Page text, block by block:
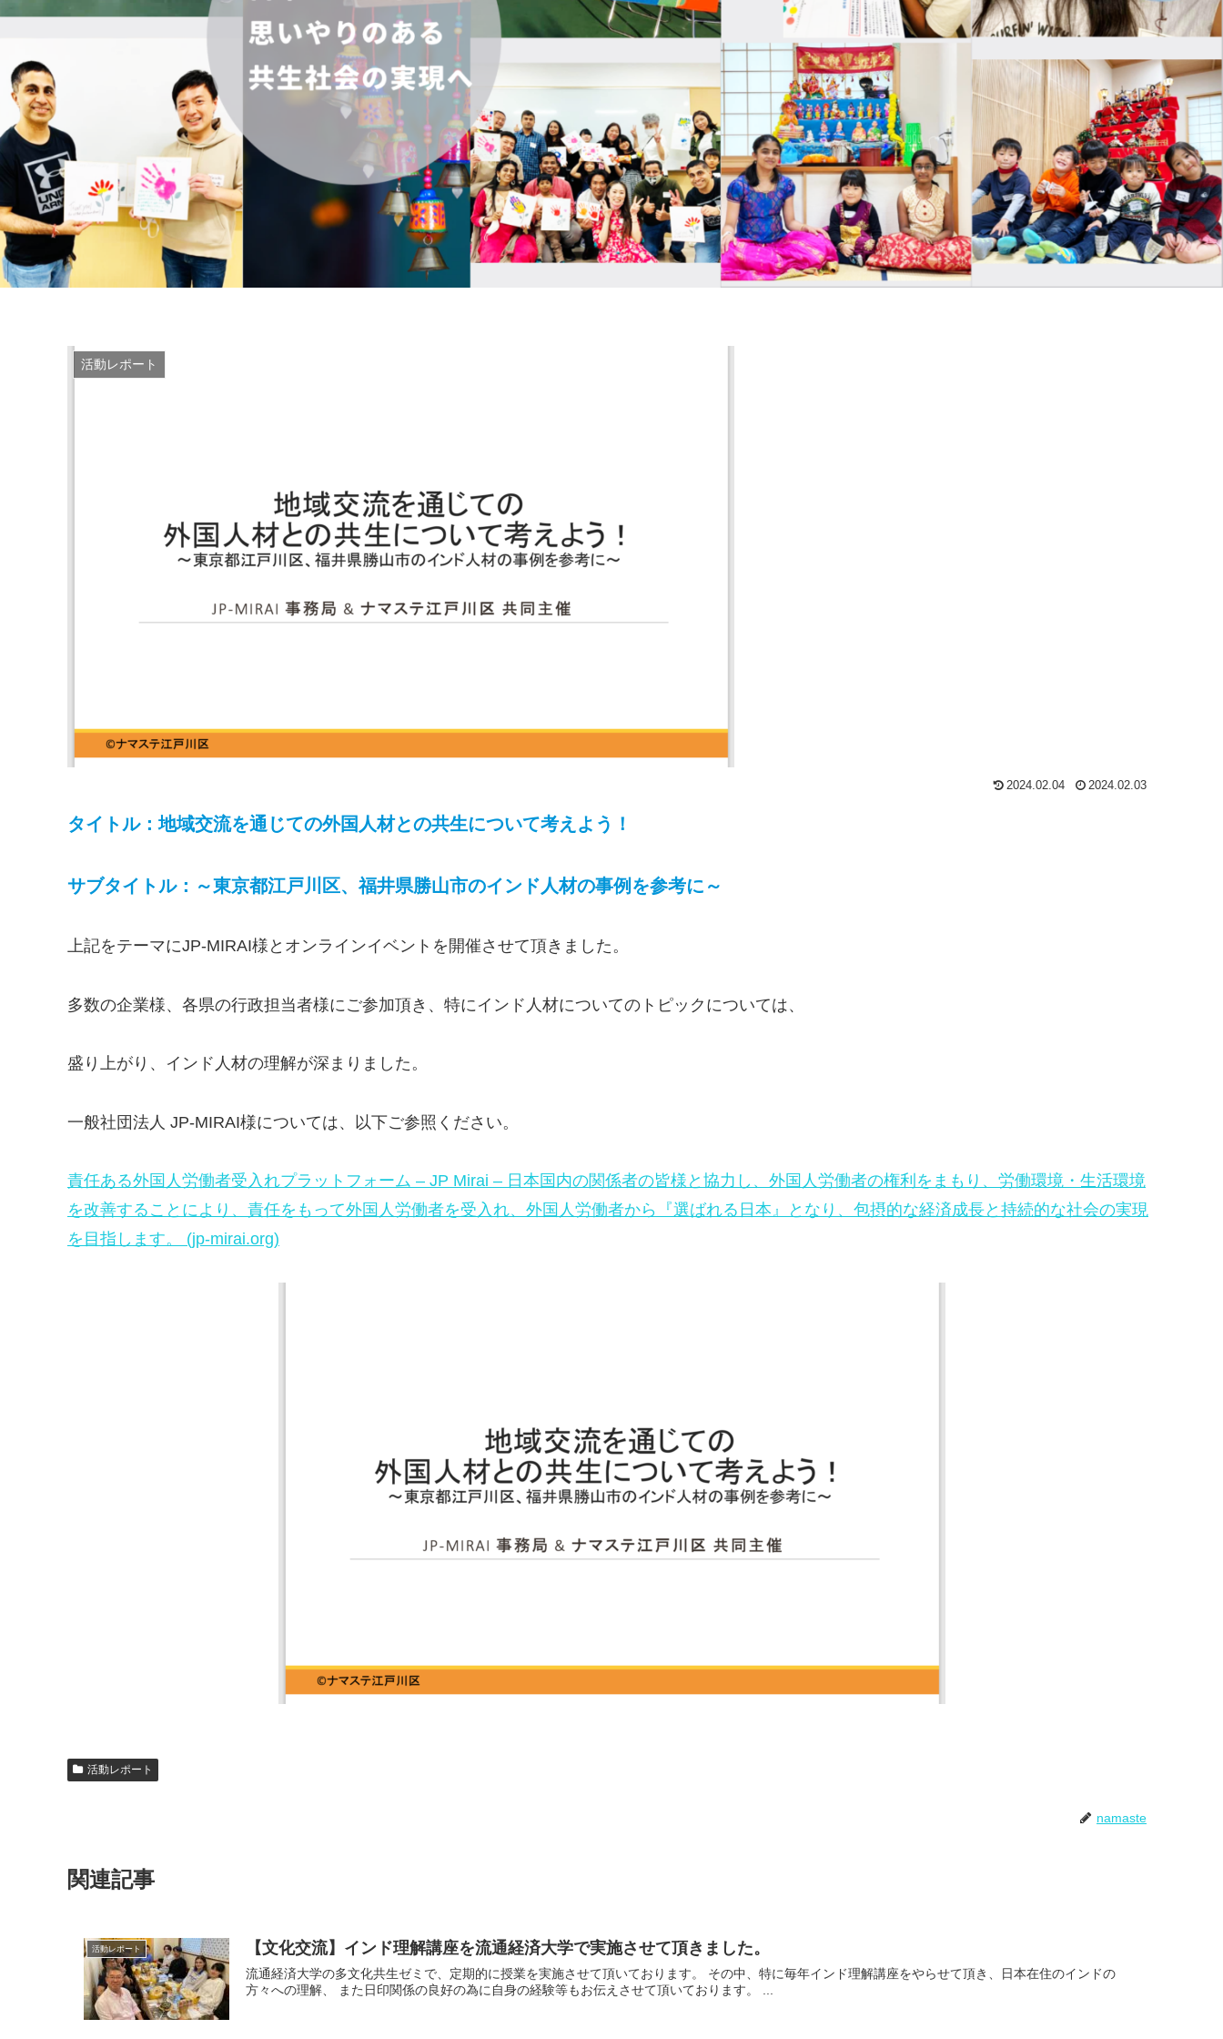
活動レポート
2024.02.04 2024.02.03
タイトル：地域交流を通じての外国人材との共生について考えよう！
サブタイトル：～東京都江戸川区、福井県勝山市のインド人材の事例を参考に～
上記をテーマにJP-MIRAI様とオンラインイベントを開催させて頂きました。
多数の企業様、各県の行政担当者様にご参加頂き、特にインド人材についてのトピックについては、
盛り上がり、インド人材の理解が深まりました。
一般社団法人 JP-MIRAI様については、以下ご参照ください。
責任ある外国人労働者受入れプラットフォーム – JP Mirai – 日本国内の関係者の皆様と協力し、外国人労働者の権利をまもり、労働環境・生活環境
を改善することにより、責任をもって外国人労働者を受入れ、外国人労働者から『選ばれる日本』となり、包摂的な経済成長と持続的な社会の実現
を目指します。 (jp-mirai.org)
活動レポート
namaste
関連記事
活動レポート 【文化交流】インド理解講座を流通経済大学で実施させて頂きました。
流通経済大学の多文化共生ゼミで、定期的に授業を実施させて頂いております。 その中、特に毎年インド理解講座をやらせて頂き、日本在住のインドの